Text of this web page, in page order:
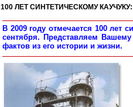
100 ЛЕТ СИНТЕТИЧЕСКОМУ КАУЧУКУ:
В 2009 году отмечается 100 лет
сентября. Представляем
фактов из его истории и жизни.